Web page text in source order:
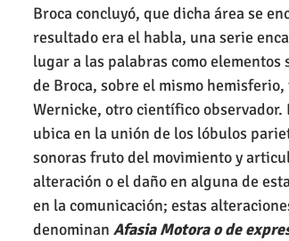
Broca concluyó, que dicha área se
resultado era el habla, una serie
lugar a las palabras como
de Broca, sobre el mismo
Wernicke, otro científico
ubica en la unión de los lóbulos
sonoras fruto del movimiento y
alteración o el daño en alguna de
en la comunicación; estas
denominan Afasia Motora o de